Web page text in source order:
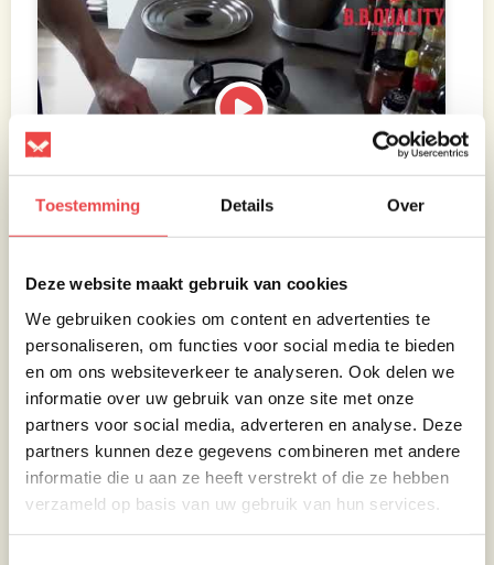
Toestemming Details Over
Deze website maakt gebruik van cookies
We gebruiken cookies om content en advertenties te
personaliseren, om functies voor social media te bieden
en om ons websiteverkeer te analyseren. Ook delen we
informatie over uw gebruik van onze site met onze
partners voor social media, adverteren en analyse. Deze
partners kunnen deze gegevens combineren met andere
informatie die u aan ze heeft verstrekt of die ze hebben
verzameld op basis van uw gebruik van hun services.
Nu de
kalfsschnitzel.
Pak één van
de stukjes
kalfsmuis en
plet ook deze
tussen folie,
maar nu tot
een dikte van